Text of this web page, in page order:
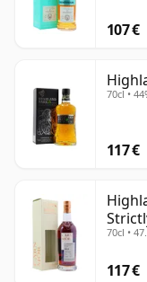
107 €
70cl •
117 €
años
70cl •
117 €